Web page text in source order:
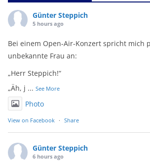
Günter Steppich
5 hours ago
Bei einem Open-Air-Konzert spricht mich
unbekannte Frau an:
„Herr Steppich!“
„Äh, j ... See More
Photo
View on Facebook · Share
Günter Steppich
6 hours ago